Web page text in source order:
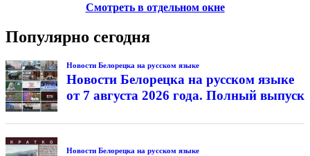
Смотреть в отдельном окне
Популярно сегодня
Новости Белорецка на русском языке
Новости Белорецка на русском языке
от 7 августа 2026 года. Полный выпуск
Новости Белорецка на русском языке